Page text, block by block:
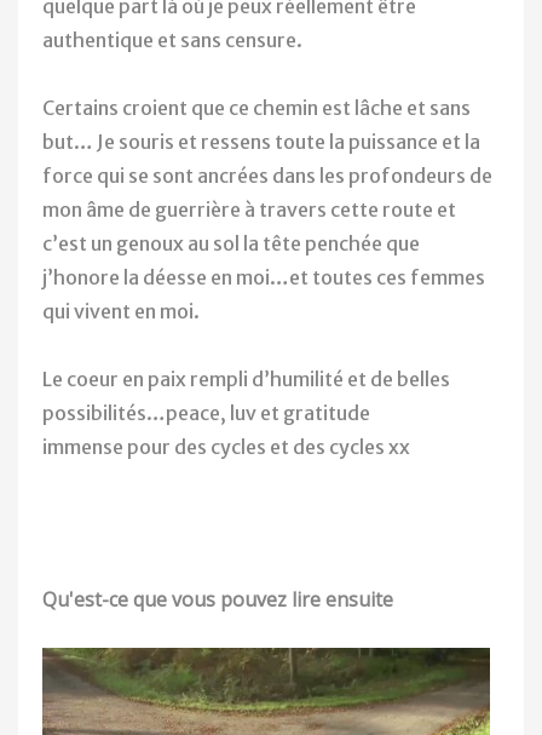
quelque part là où je peux réellement être
authentique et sans censure.
Certains croient que ce chemin est lâche et sans
but… Je souris et ressens toute la puissance et la
force qui se sont ancrées dans les profondeurs de
mon âme de guerrière à travers cette route et
c’est un genoux au sol la tête penchée que
j’honore la déesse en moi…et toutes ces femmes
qui vivent en moi.
Le coeur en paix rempli d’humilité et de belles
possibilités…peace, luv et gratitude
immense pour des cycles et des cycles xx
Qu'est-ce que vous pouvez lire ensuite